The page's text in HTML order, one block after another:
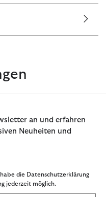
an und erfahren
Neuheiten und
die Datenschutzerklärung
jederzeit möglich.